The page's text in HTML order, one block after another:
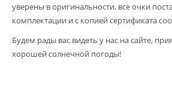
уверены в оригинальности, все очки
комплектации и с копией сертификата
Будем рады вас видеть у нас на сайте,
хорошей солнечной погоды!